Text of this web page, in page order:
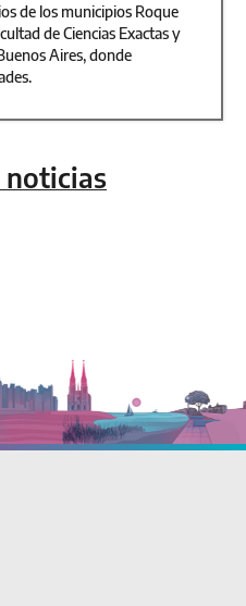
de los municipios Roque
de Ciencias Exactas y
Aires, donde
noticias